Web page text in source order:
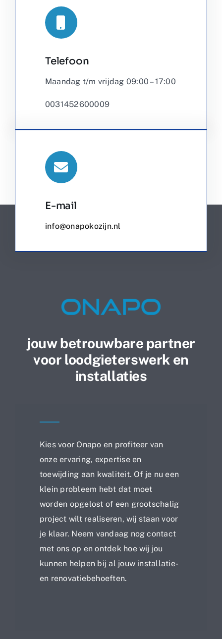
Telefoon
Maandag t/m vrijdag 09:00 – 17:00
0031452600009
E-mail
info@onapokozijn.nl
jouw betrouwbare partner
voor loodgieterswerk en
installaties
Kies voor Onapo en profiteer van
onze ervaring, expertise en
toewijding aan kwaliteit. Of je nu een
klein probleem hebt dat moet
worden opgelost of een grootschalig
project wilt realiseren, wij staan voor
je klaar. Neem vandaag nog contact
met ons op en ontdek hoe wij jou
kunnen helpen bij al jouw installatie-
en renovatiebehoeften.